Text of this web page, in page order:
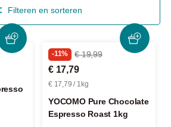
Filteren en sorteren
-11% € 19,99
€ 17,79
€ 17,79 / 1kg
YOCOMO Pure Chocolate
Espresso Roast 1kg